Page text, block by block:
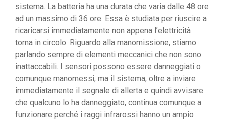
sistema. La batteria ha una durata che varia dalle 48 ore
ad un massimo di 36 ore. Essa è studiata per riuscire a
ricaricarsi immediatamente non appena l’elettricità
torna in circolo. Riguardo alla manomissione, stiamo
parlando sempre di elementi meccanici che non sono
inattaccabili. I sensori possono essere danneggiati o
comunque manomessi, ma il sistema, oltre a inviare
immediatamente il segnale di allerta e quindi avvisare
che qualcuno lo ha danneggiato, continua comunque a
funzionare perché i raggi infrarossi hanno un ampio